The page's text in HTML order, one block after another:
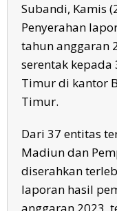
Subandi, Kamis
Penyerahan
tahun anggaran
serentak kepada
Timur di kantor
Timur.
Dari 37 entitas
Madiun dan
diserahkan
laporan hasil